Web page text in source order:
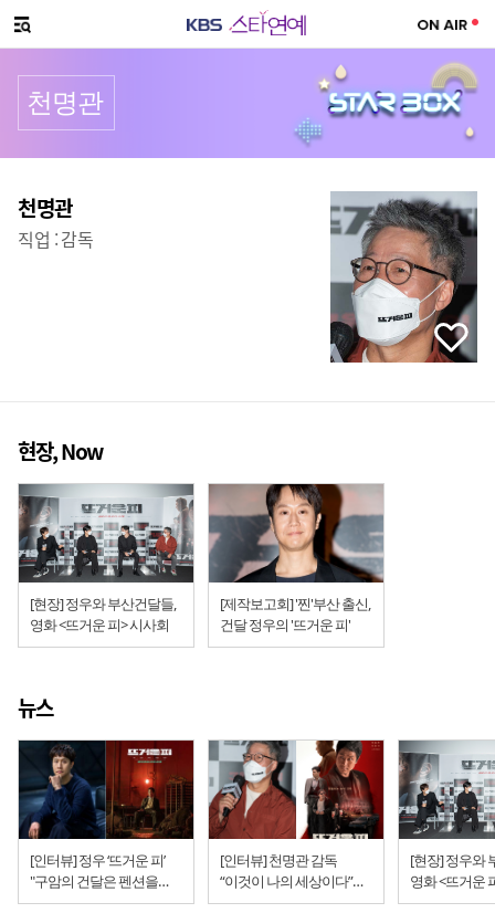
메뉴 열기
천명관
프로필
천명관
직업 :감독
현장, Now
[현장] 정우와 부산건달들,
영화 <뜨거운 피> 시사회
[제작보고회] '찐'부산 출신,
건달 정우의 '뜨거운 피'
뉴스
[인터뷰] 정우 ‘뜨거운 피’
"구암의 건달은 펜션을
꿈꾼다"
[인터뷰] 천명관 감독
“이것이 나의 세상이다”
(영화 ‘뜨거운 피’)
[현장] 정우와
영화 <뜨거운